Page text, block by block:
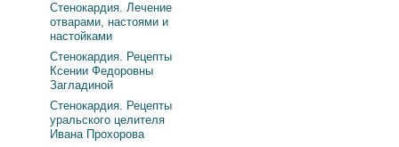
Стенокардия. Лечение
отварами, настоями и
настойками
Стенокардия. Рецепты
Ксении Федоровны
Загладиной
Стенокардия. Рецепты
уральского целителя
Ивана Прохорова